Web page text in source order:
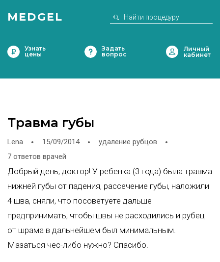
MEDGEL
Узнать
цены
Задать
вопрос
Травма губы
Lena 15/09/2014
удаление рубцов
7 ответов врачей
Добрый день, доктор! У ребенка (3 года) была травма
нижней губы от падения, рассечение губы, наложили
4 шва, сняли, что посоветуете дальше
предпринимать, чтобы швы не расходились и рубец
от шрама в дальнейшем был минимальным.
Мазаться чес-либо нужно? Спасибо.